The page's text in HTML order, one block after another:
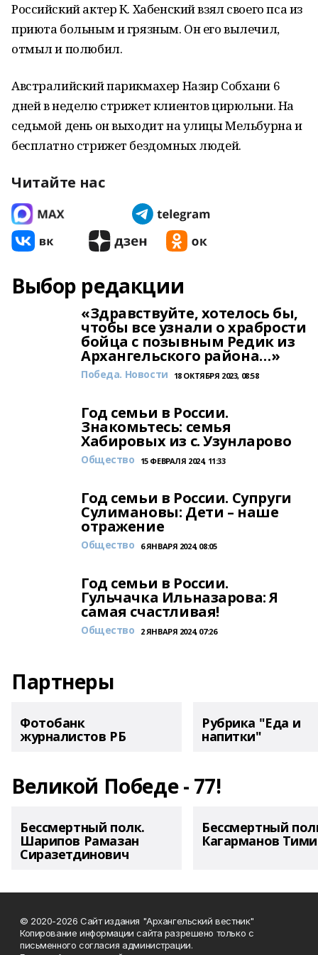
Российский актер К. Хабенский взял своего пса из
приюта больным и грязным. Он его вылечил,
отмыл и полюбил.
Австралийский парикмахер Назир Собхани 6
дней в неделю стрижет клиентов цирюльни. На
седьмой день он выходит на улицы Мельбурна и
бесплатно стрижет бездомных людей.
Читайте нас
Выбор редакции
«Здравствуйте, хотелось бы,
чтобы все узнали о храбрости
бойца с позывным Редик из
Архангельского района…»
Победа. Новости 18 ОКТЯБРЯ 2023, 08:58
Год семьи в России.
Знакомьтесь: семья
Хабировых из с. Узунларово
Общество 15 ФЕВРАЛЯ 2024, 11:33
Год семьи в России. Супруги
Сулимановы: Дети – наше
отражение
Общество 6 ЯНВАРЯ 2024, 08:05
Год семьи в России.
Гульчачка Ильназарова: Я
самая счастливая!
Общество 2 ЯНВАРЯ 2024, 07:26
Партнеры
Фотобанк
журналистов РБ
Рубрика "Еда и
напитки"
Великой Победе - 77!
Бессмертный полк.
Шарипов Рамазан
Сиразетдинович
Бессмертный
Кагарманов
© 2020-2026 Сайт издания "Архангельский вестник"
Копирование информации сайта разрешено только с
письменного согласия администрации.